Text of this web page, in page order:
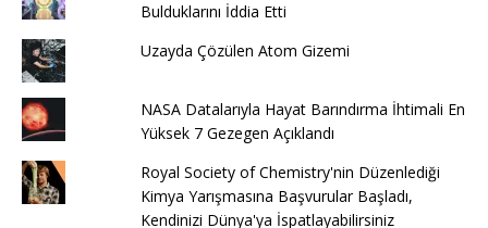
Bulduklarını İddia Etti
Uzayda Çözülen Atom Gizemi
NASA Datalarıyla Hayat Barındırma İhtimali En
Yüksek 7 Gezegen Açıklandı
Royal Society of Chemistry'nin Düzenlediği
Kimya Yarışmasına Başvurular Başladı,
Kendinizi Dünya'ya İspatlayabilirsiniz